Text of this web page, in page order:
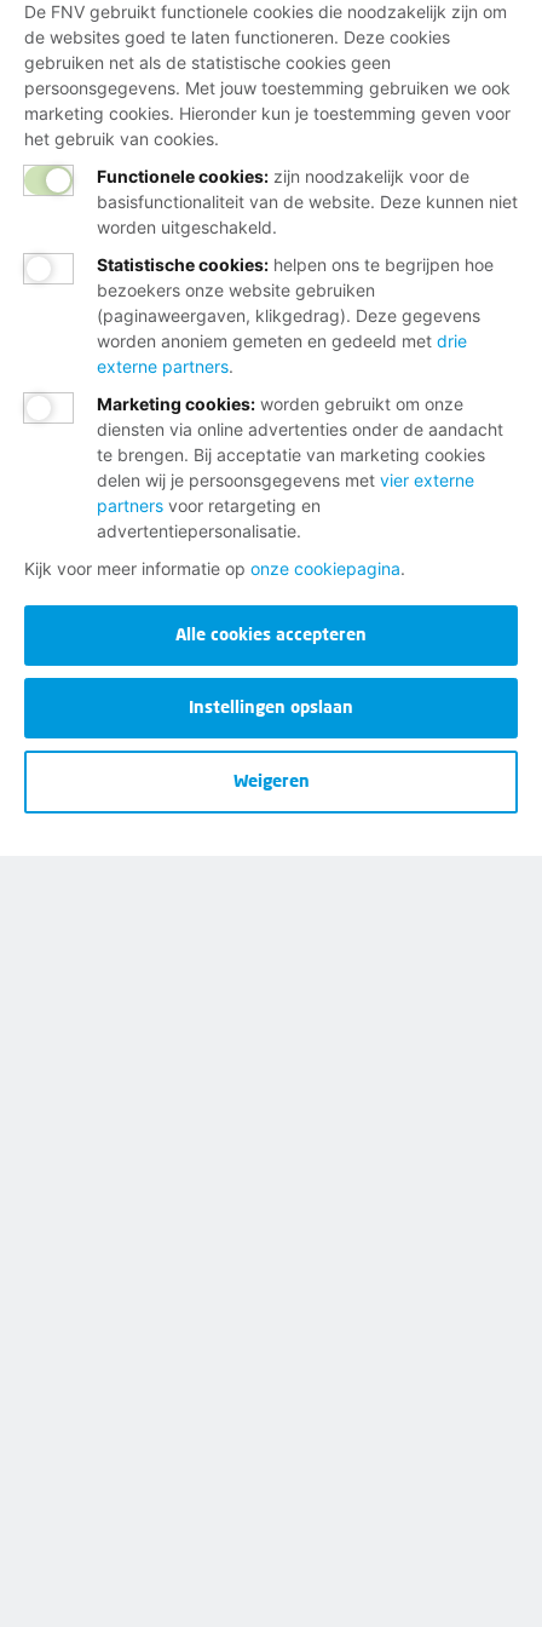
toeslagen
Word lid
Wij helpen je graag
Bij al je vragen over werk, inkomen en
lidmaatschap.
Neem contact op met de FNV
Vragen over het lidmaatschap
Vragen over werk en inkomen
Dienstverlening bij jou in de buurt
Disclaimer
De FNV gebruikt functionele cookies die noodzakelijk zijn om
de websites goed te laten functioneren. Deze cookies
gebruiken net als de statistische cookies geen
persoonsgegevens. Met jouw toestemming gebruiken we ook
marketing cookies. Hieronder kun je toestemming geven voor
het gebruik van cookies.
Functionele cookies: zijn noodzakelijk voor de
basisfunctionaliteit van de website. Deze kunnen niet
worden uitgeschakeld.
Statistische cookies: helpen ons te begrijpen hoe
bezoekers onze website gebruiken
(paginaweergaven, klikgedrag). Deze gegevens
worden anoniem gemeten en gedeeld met drie
externe partners.
Marketing cookies: worden gebruikt om onze
diensten via online advertenties onder de aandacht
te brengen. Bij acceptatie van marketing cookies
delen wij je persoonsgegevens met vier externe
partners voor retargeting en
advertentiepersonalisatie.
Kijk voor meer informatie op onze cookiepagina.
Alle cookies accepteren
Instellingen opslaan
Weigeren